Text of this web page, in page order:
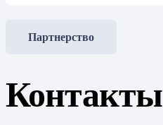
Партнерство
Контакты